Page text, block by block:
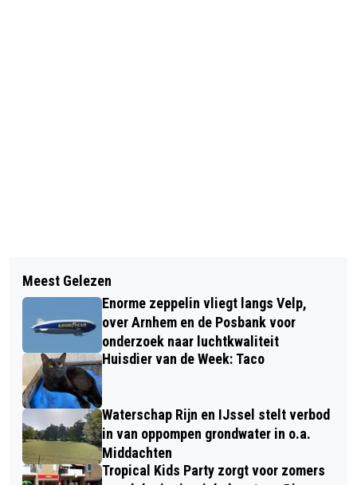
DOE JIJ OOK MEE AAN DE 'AMNESTY
INTERNATIONAL WRITE FOR RIGHTS
2023'-SCHRIJFACTIE?
OPNIEUW EEN BOEK OVER DIEREN
"PRECIES IN MIJN STRAATJE"
Meest Gelezen
Enorme zeppelin vliegt langs Velp,
over Arnhem en de Posbank voor
onderzoek naar luchtkwaliteit
Huisdier van de Week: Taco
Waterschap Rijn en IJssel stelt verbod
in van oppompen grondwater in o.a.
Middachten
Tropical Kids Party zorgt voor zomers